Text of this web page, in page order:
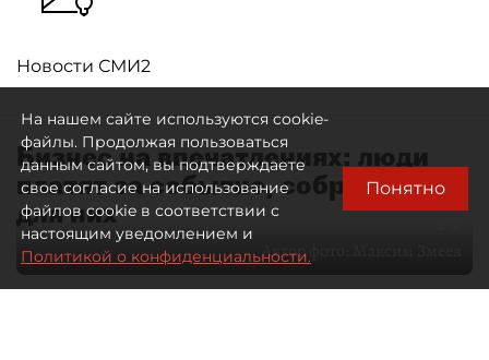
Новости СМИ2
Бизнес на впечатлениях: люди
платят за событие, собранное
для них
Автор фото:
На нашем сайте используются cookie-
файлы. Продолжая пользоваться
данным сайтом, вы подтверждаете
свое согласие на использование
файлов cookie в соответствии с
настоящим уведомлением и
Политикой о конфиденциальности.
Понятно